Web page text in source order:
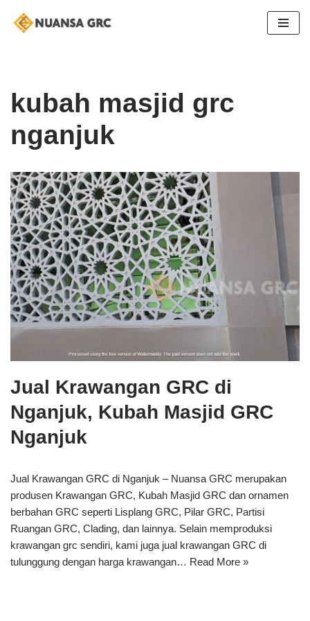
Skip
kubah masjid grc
nganjuk
Jual Krawangan GRC di
Nganjuk, Kubah Masjid GRC
Nganjuk
Jual Krawangan GRC di Nganjuk – Nuansa GRC merupakan
produsen Krawangan GRC, Kubah Masjid GRC dan ornamen
berbahan GRC seperti Lisplang GRC, Pilar GRC, Partisi
Ruangan GRC, Clading, dan lainnya. Selain memproduksi
krawangan grc sendiri, kami juga jual krawangan GRC di
tulunggung dengan harga krawangan… Read More »